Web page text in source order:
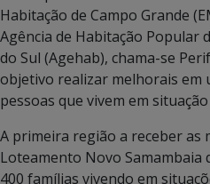
Habitação de Campo Grande
Agência de Habitação Popular
do Sul (Agehab), chama-se
objetivo realizar melhorais em
pessoas que vivem em
A primeira região a receber as
Loteamento Novo Samambaia
400 famílias vivendo em